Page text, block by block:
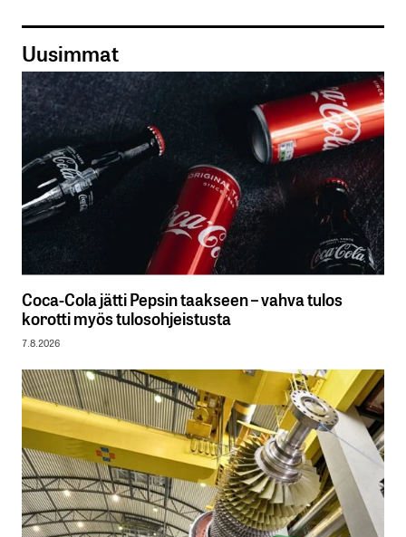
Uusimmat
Coca-Cola jätti Pepsin taakseen – vahva tulos
korotti myös tulosohjeistusta
7.8.2026